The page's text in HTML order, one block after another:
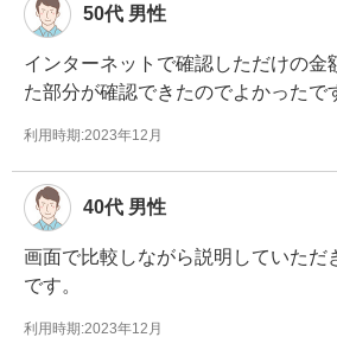
50代 男性
インターネットで確認しただけの金
た部分が確認できたのでよかったで
利用時期:2023年12月
40代 男性
画面で比較しながら説明していただ
です。
利用時期:2023年12月